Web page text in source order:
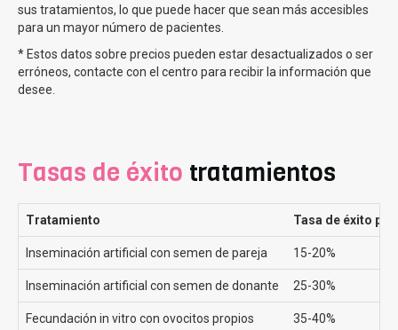
óvulos, que son fertilizados con semen de donante en el
laboratorio. Luego, el embrión resultante se implanta en el
útero de la otra mujer, quien se convierte en la madre
gestante y dará a luz al bebé.Ambas mujeres tienen un
papel activo en el proceso, siendo una la madre
que brindan asesoramiento, acompañamiento y
preparación para los tratamientos de reproducción
asistida. Somos la clínica preferida para el método ROPA
por las pacientes en España.
Cada caso que llega a Clínicas Eva es diferente, pero
frecuentemente nos encontramos con dudas y preguntas
sus tratamientos, lo que puede hacer que sean más accesibles
para un mayor número de pacientes.
* Estos datos sobre precios pueden estar desactualizados o ser
erróneos, contacte con el centro para recibir la información que
desee.
Tasas de éxito tratamientos
Tratamiento Tasa de éxito
Inseminación artificial con semen de pareja 15-20%
Inseminación artificial con semen de donante 25-30%
Fecundación in vitro con ovocitos propios 35-40%